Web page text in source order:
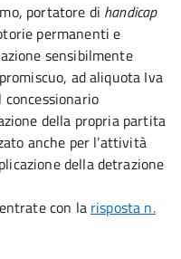
portatore di handicap
permanenti e
sensibilmente
ad aliquota Iva
concessionario
della propria partita
anche per l’attività
della detrazione
con la risposta n.